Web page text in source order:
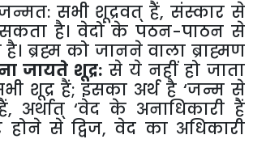
: सभी शूद्रवत् हैं,संस्कार से
है। वेदों के पठन-पाठन से
है। ब्रह्म को जानने वाला ब्राह्मण
जायते शूद्र: से ये नहीं हो जाता
शूद्र हैं;इसका अर्थ है‘जन्म से
, अर्थात्‘वेद के अनाधिकारी हैं
होने से द्विज,वेद का अधिकारी